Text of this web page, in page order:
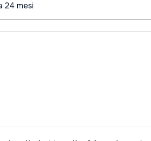
24 mesi